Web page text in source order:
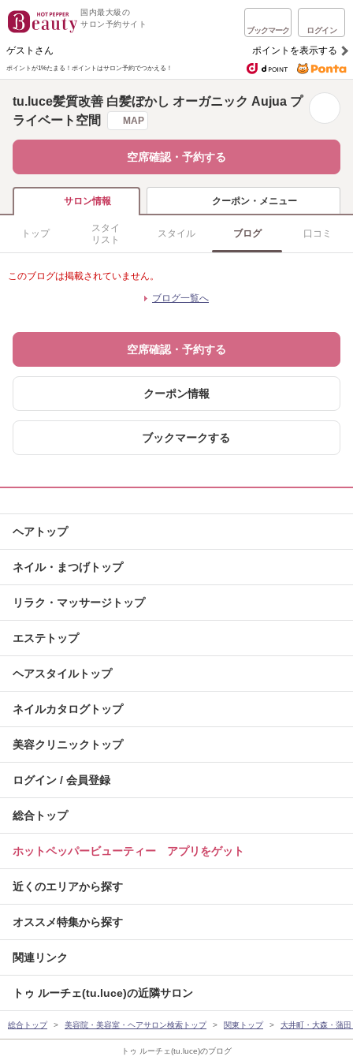
国内最大級の
サロン予約サイト
ブックマーク ログイン
ゲストさん ポイントを表示する
ポイントが1%たまる！ ポイントはサロン予約でつかえる！
トゥ ルーチェ(tu.luce)のブログ
tu.luce髪質改善 白髪ぼかし オーガニック Aujua プ
ライベート空間
MAP
空席確認・予約する
サロン情報 クーポン・メニュー
トップ
スタイ
リスト
スタイル ブログ 口コミ
このブログは掲載されていません。
ブログ一覧へ
空席確認・予約する
クーポン情報
ブックマークする
ヘアトップ
ネイル・まつげトップ
リラク・マッサージトップ
エステトップ
ヘアスタイルトップ
ネイルカタログトップ
美容クリニックトップ
ログイン / 会員登録
総合トップ
ホットペッパービューティー アプリをゲット
近くのエリアから探す
オススメ特集から探す
関連リンク
トゥ ルーチェ(tu.luce)の近隣サロン
総合トップ 美容院・美容室・ヘアサロン検索トップ 関東トップ 大井町・大森・蒲